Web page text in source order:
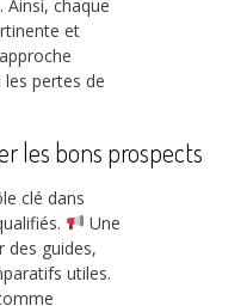
Ainsi, chaque
et
pertes de
les bons prospects
clé dans
Une
des guides,
utiles.